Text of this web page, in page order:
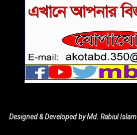
Designed & Developed by Md. Rabiul Islam